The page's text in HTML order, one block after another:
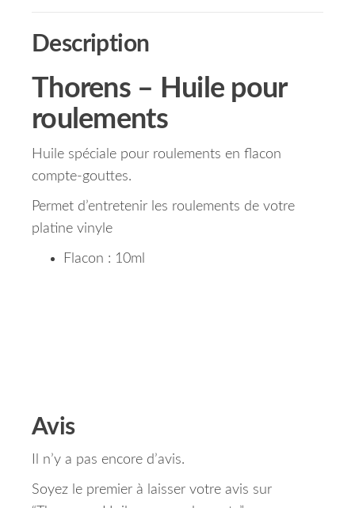
Description
Thorens – Huile pour
roulements
Huile spéciale pour roulements en flacon
compte-gouttes.
Permet d’entretenir les roulements de votre
platine vinyle
Flacon : 10ml
Avis
Il n’y a pas encore d’avis.
Soyez le premier à laisser votre avis sur